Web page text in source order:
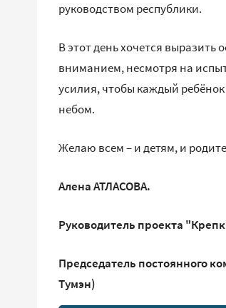
руководством республики.
В этот день хочется
вниманием, несмотря на
усилия, чтобы каждый
небом.
Желаю всем – и детям, и
Алена АТЛАСОВА.
Руководитель проекта
Председатель постоянного
Тумэн)